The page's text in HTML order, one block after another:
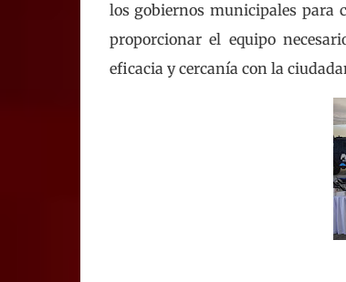
los gobiernos municipales para
proporcionar el equipo
eficacia y cercanía con la